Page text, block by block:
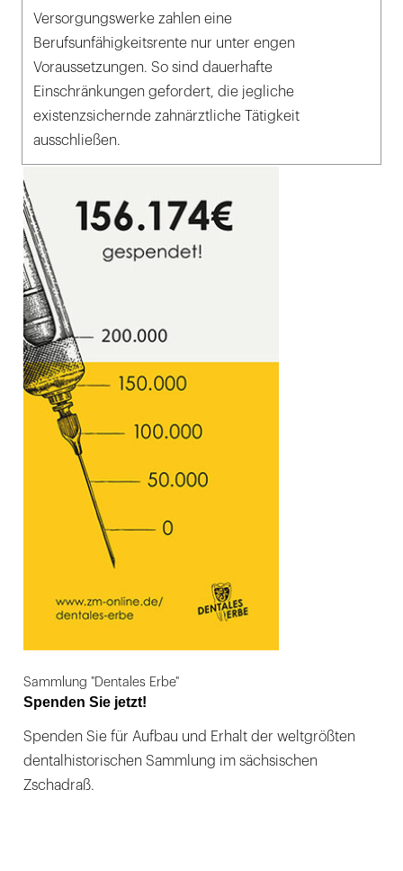
Versorgungswerke zahlen eine
Berufsunfähigkeitsrente nur unter engen
Voraussetzungen. So sind dauerhafte
Einschränkungen gefordert, die jegliche
existenzsichernde zahnärztliche Tätigkeit
ausschließen.
Sammlung "Dentales Erbe"
Spenden Sie jetzt!
Spenden Sie für Aufbau und Erhalt der weltgrößten
dentalhistorischen Sammlung im sächsischen
Zschadraß.